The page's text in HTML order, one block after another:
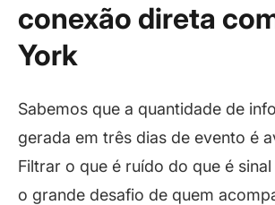
conexão direta
York
Sabemos que a quantidade de
gerada em três dias de evento é
Filtrar o que é ruído do que é
o grande desafio de quem